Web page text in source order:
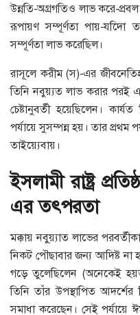
উন্নতি-অগ্রগতিও লাভ করে-
রূপায়ণ সম্পূর্ণতা পায়-যদিো
সম্পূর্ণতা লাভ করেছিল।
রাসূলে করীম (স)-এর
তিনি নবুয়্যত লাভ করার পরই
চেষ্টানুবর্তী হয়েছিলেন।
পর্যায়ে সুসম্পন্ন হয়। তার প্রথম
তাইয়্যেবায়।
ইসলামী রাষ্ট্র
এর তৎপরতা
মক্কায় নবু্য়্যাত লাভের
নিকট পৌছাবার জন্য আদিষ্ট
গড়ে তুলেছিলেন (অনেকেই
তিনি তাঁর উপস্থাপিত আদর্শের
সমাধা করেছেন। সেই পর্যায়ে